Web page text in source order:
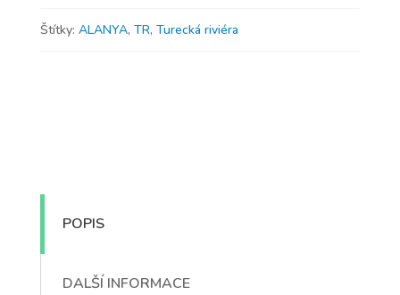
Štítky: ALANYA, TR, Turecká riviéra
POPIS
DALŠÍ INFORMACE